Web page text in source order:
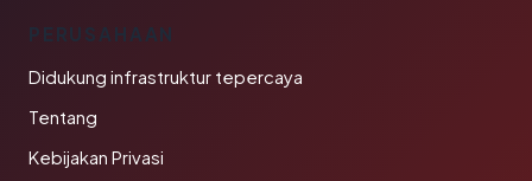
PERUSAHAAN
Didukung infrastruktur tepercaya
Tentang
Kebijakan Privasi